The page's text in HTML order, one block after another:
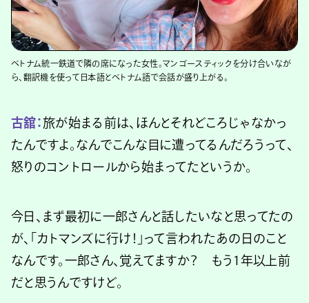
ベトナム統一鉄道で隣の席になった女性。マンゴースティックを分け合いなが
ら、翻訳機を使って日本語とベトナム語で会話が盛り上がる。
古舘：旅が始まる前は、ほんとそれどころじゃなかっ
たんですよ。なんでこんな目に遭ってるんだろうって、
怒りのコントロールから始まってたというか。
今日、まず最初に一郎さんと話したいなと思ってたの
が、「カトマンズに行け！」って言われたあの日のこと
なんです。一郎さん、覚えてますか？ もう1年以上前
だと思うんですけど。